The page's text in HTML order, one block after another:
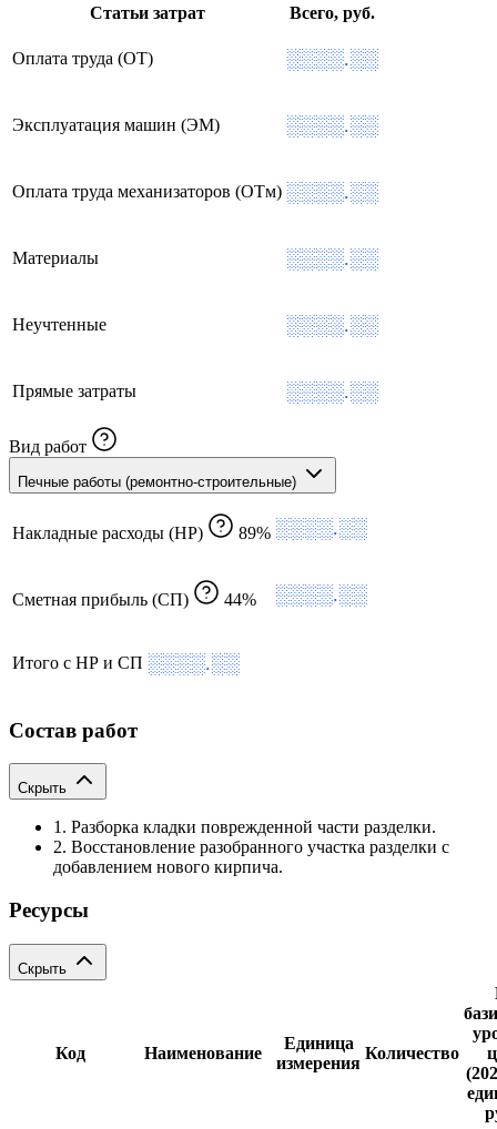
Статьи затрат Всего, руб.
Оплата труда (ОТ) ░░░░.░░
Эксплуатация машин (ЭМ) ░░░░.░░
Оплата труда механизаторов (ОТм) ░░░░.░░
Материалы ░░░░.░░
Неучтенные ░░░░.░░
Прямые затраты ░░░░.░░
Вид работ
Печные работы (ремонтно-строительные)
Накладные расходы (НР) 89% ░░░░.░░
Сметная прибыль (СП) 44% ░░░░.░░
Итого с НР и СП ░░░░.░░
Состав работ
Скрыть
1. Разборка кладки поврежденной части разделки.
2. Восстановление разобранного участка разделки с
добавлением нового кирпича.
Ресурсы
Скрыть
Код Наименование
Единица
измерения
Количество